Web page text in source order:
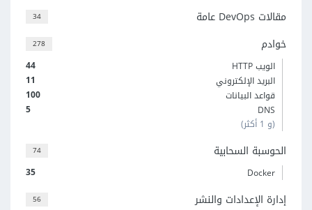
34 مقالات DevOps عامة
278 خوادم
44
الويب HTTP
11
البريد الإلكتروني
100
قواعد البيانات
5
DNS
(و 1 أكثر)
74 الحوسبة السحابية
35 Docker
56 إدارة الإعدادات والنشر